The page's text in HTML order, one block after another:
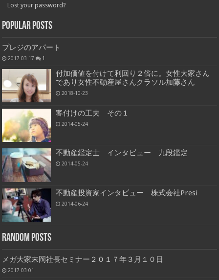
Lost your password?
Popular Posts
プレジのアパート
2017-03-17 1
付加価値を付けて利回り２倍に。女性大家さん
であり女性不動産屋さんクラソル加藤さん
2018-10-23
客付けの工夫 その１
2014-05-24
不動産鑑定士 インタビュー 九段鑑定
2014-05-24
不動産投資家インタビュー 株式会社Presi
2014-06-24
Random Posts
メガ大家末岡社長セミナー２０１７年３月１０日
2017-03-01